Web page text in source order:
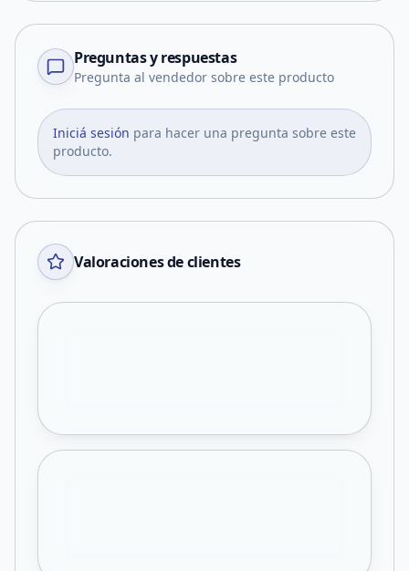
Preguntas y respuestas
Pregunta al vendedor sobre este producto
Iniciá sesión para hacer una pregunta sobre este
producto.
Valoraciones de clientes